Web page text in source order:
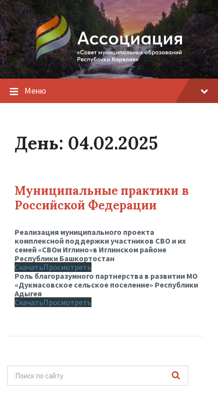
Меню
День: 04.02.2025
Муниципальные практики в
Российской Федерации
Реализация муниципального проекта
комплексной поддержки участников СВО и их
семей «СВОи Иглино»в Иглинском районе
Республики Башкортостан
СкачатьПросмотреть
Роль благоразумного партнерства в развитии МО
«Дукмасовское сельское поселение» Республики
Адыгея
СкачатьПросмотреть